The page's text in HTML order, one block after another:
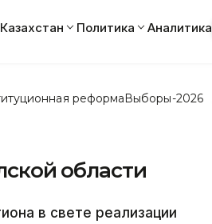
Казахстан Политика Аналитика
реформаВыборы-2026
области
в свете реализации